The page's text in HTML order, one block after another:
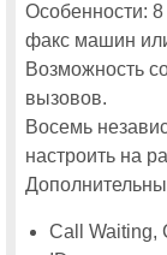
Особенности:
факс машин
Возможность
вызовов.
Восемь
настроить на
Call Waiting,